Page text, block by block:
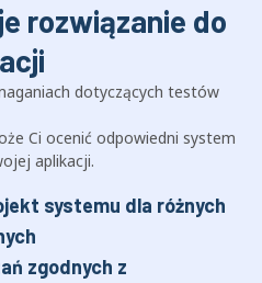
rozwiązanie do
dotyczących testów
Ci ocenić odpowiedni system
aplikacji.
systemu dla różnych
zgodnych z